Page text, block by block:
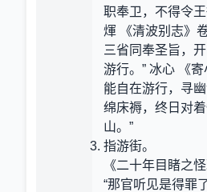
职奉卫，不得令
煇 《清波别志》
三省同奉圣旨，
游行。” 冰心 《
能自在游行，寻
绵床褥，终日对
山。”
指游街。
《二十年目睹之
“那官听见是得